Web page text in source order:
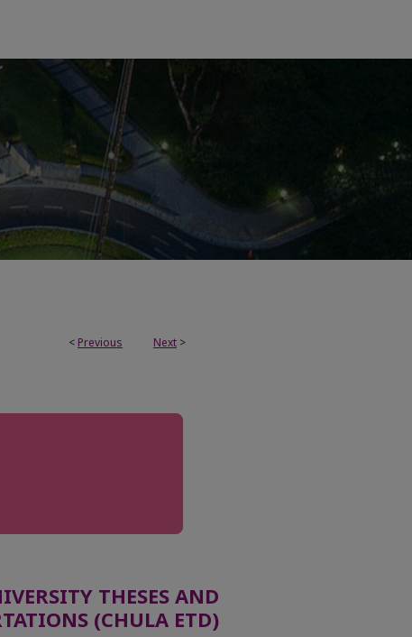
< Previous Next >
THESES AND
(CHULA ETD)